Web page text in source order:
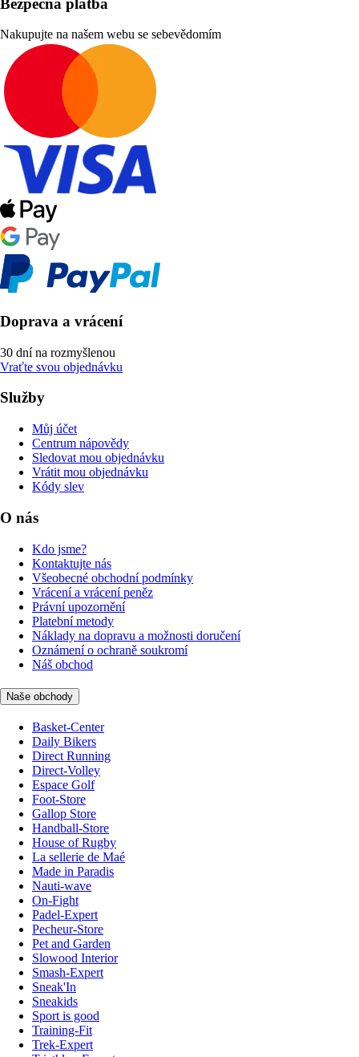
Nakupujte na našem webu se sebevědomím
Doprava a vrácení
30 dní na rozmyšlenou
Vraťte svou objednávku
Služby
Můj účet
Centrum nápovědy
Sledovat mou objednávku
Vrátit mou objednávku
Kódy slev
O nás
Kdo jsme?
Kontaktujte nás
Všeobecné obchodní podmínky
Vrácení a vrácení peněz
Právní upozornění
Platební metody
Náklady na dopravu a možnosti doručení
Oznámení o ochraně soukromí
Náš obchod
Naše obchody
Basket-Center
Daily Bikers
Direct Running
Direct-Volley
Espace Golf
Foot-Store
Gallop Store
Handball-Store
House of Rugby
La sellerie de Maé
Made in Paradis
Nauti-wave
On-Fight
Padel-Expert
Pecheur-Store
Pet and Garden
Slowood Interior
Smash-Expert
Sneak'In
Sneakids
Sport is good
Training-Fit
Trek-Expert